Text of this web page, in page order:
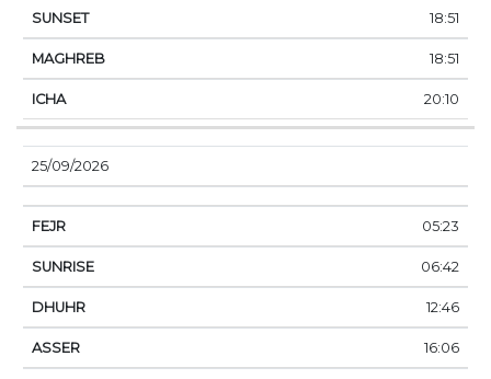
18:51
18:51
20:10
25/09/2026
05:23
06:42
12:46
16:06